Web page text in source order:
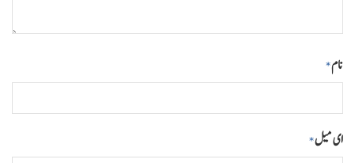
نام*
ای میل*